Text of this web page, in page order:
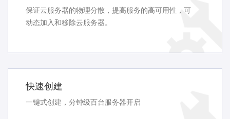
保证云服务器的物理分散，提高服务的高可用性，可
动态加入和移除云服务器。
快速创建
一键式创建，分钟级百台服务器开启